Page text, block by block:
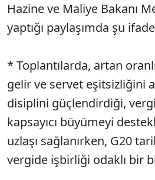
Hazine ve Maliye Bakanı
yaptığı paylaşımda şu
* Toplantılarda, artan
gelir ve servet eşitsizliğini
disiplini güçlendirdiği,
kapsayıcı büyümeyi
uzlaşı sağlanırken, G20
vergide işbirliği odaklı bir